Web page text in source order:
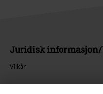
Juridisk
Vilkår